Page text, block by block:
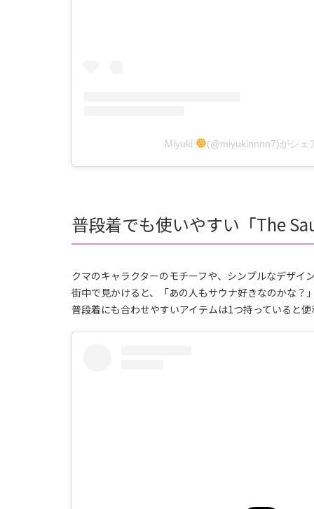
Miyuki (@miyukinnnn7)がシェ
普段着でも使いやすい「The
クマのキャラクターのモチーフや、シンプルなデザイ
街中で見かけると、「あの人もサウナ好きなのかな？
普段着にも合わせやすいアイテムは1つ持っていると便